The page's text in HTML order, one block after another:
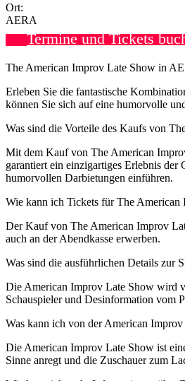
Ort:
AERA
Termine und Tickets
The American Improv Late Show in
Erleben Sie die fantastische
können Sie sich auf eine humorvolle
Was sind die Vorteile des Kaufs von
Mit dem Kauf von The American
garantiert ein einzigartiges Erlebnis
humorvollen Darbietungen einführen.
Wie kann ich Tickets für The
Der Kauf von The American Improv
auch an der Abendkasse erwerben.
Was sind die ausführlichen Details zur
Die American Improv Late Show wird
Schauspieler und Desinformation vom
Was kann ich von der American
Die American Improv Late Show ist
Sinne anregt und die Zuschauer zum